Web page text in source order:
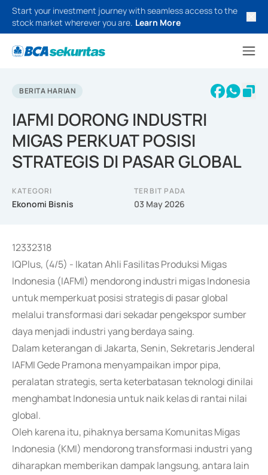
Start your investment journey with seamless access to the
stock market wherever you are. Learn More
BERITA HARIAN
IAFMI DORONG INDUSTRI
MIGAS PERKUAT POSISI
STRATEGIS DI PASAR GLOBAL
KATEGORI
Ekonomi Bisnis
TERBIT PADA
03 May 2026
12332318
IQPlus, (4/5) - Ikatan Ahli Fasilitas Produksi Migas
Indonesia (IAFMI) mendorong industri migas Indonesia
untuk memperkuat posisi strategis di pasar global
melalui transformasi dari sekadar pengekspor sumber
daya menjadi industri yang berdaya saing.
Dalam keterangan di Jakarta, Senin, Sekretaris Jenderal
IAFMI Gede Pramona menyampaikan impor pipa,
peralatan strategis, serta keterbatasan teknologi dinilai
menghambat Indonesia untuk naik kelas di rantai nilai
global.
Oleh karena itu, pihaknya bersama Komunitas Migas
Indonesia (KMI) mendorong transformasi industri yang
diharapkan memberikan dampak langsung, antara lain